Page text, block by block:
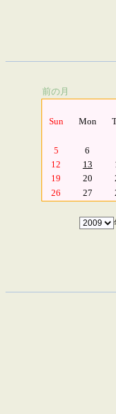
前の月
Sun Mon
5
6
12
13
19
20
26
27